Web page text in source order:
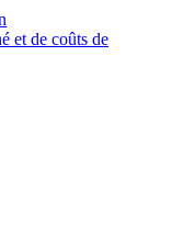
et de coûts de